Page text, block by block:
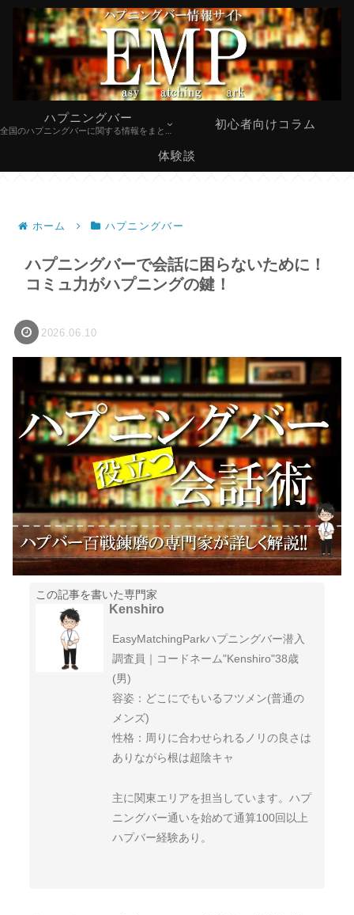
ハプニングバー
全国のハプニングバーに関する情報をまとめています。 初心者向けコラム
体験談
ホーム ハプニングバー
ハプニングバーで会話に困らないために！
コミュ力がハプニングの鍵！
2026.06.10
この記事を書いた専門家
Kenshiro
EasyMatchingParkハプニングバー潜入
調査員｜コードネーム"Kenshiro"38歳
(男)
容姿：どこにでもいるフツメン(普通の
メンズ)
性格：周りに合わせられるノリの良さは
ありながら根は超陰キャ
主に関東エリアを担当しています。ハプ
ニングバー通いを始めて通算100回以上
ハプバー経験あり。